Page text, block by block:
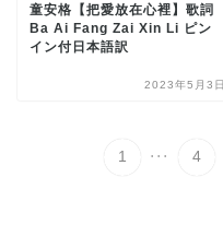
童安格【把愛放在心裡】歌詞
Ba Ai Fang Zai Xin Li ピン
イン付日本語訳
2023年5月3日
1 ... 4